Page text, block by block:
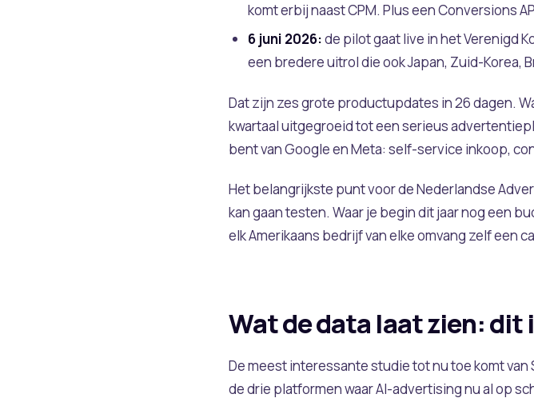
komt erbij naast CPM. Plus een Conversions
6 juni 2026:de pilot gaat live in het Verenigd
een bredere uitrol die ook Japan, Zuid-Korea,
Dat zijn zes grote productupdates in 26 dagen.
kwartaal uitgegroeid tot een serieus
bent van Google en Meta: self-service inkoop,
Het belangrijkste punt voor de Nederlandse
kan gaan testen. Waar je begin dit jaar nog een
elk Amerikaans bedrijf van elke omvang zelf een
Wat de data laat zien: dit
De meest interessante studie tot nu toe komt
de drie platformen waar AI-advertising nu al op